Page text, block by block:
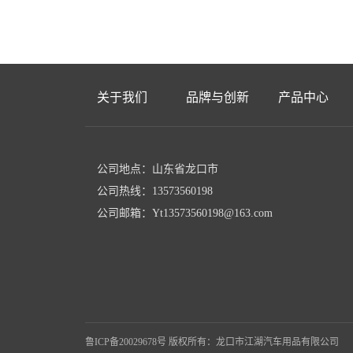
关于我们 品牌与创新 产品中心
公司地点：山东省龙口市
公司热线：13573560198
公司邮箱：Yt13573560198@163.com
鲁ICP备20029678号 版权所有：龙口市江湖汽车用品有限公司